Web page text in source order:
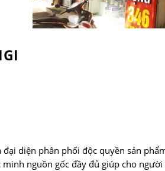
đại diện phân phối độc quyền sản
nguồn gốc đầy đủ giúp cho